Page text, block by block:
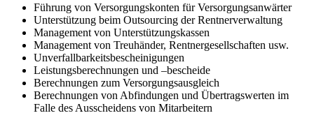
Führung von Versorgungskonten für Versorgungsanwärter
Unterstützung beim Outsourcing der Rentnerverwaltung
Management von Unterstützungskassen
Management von Treuhänder, Rentnergesellschaften usw.
Unverfallbarkeitsbescheinigungen
Leistungsberechnungen und –bescheide
Berechnungen zum Versorgungsausgleich
Berechnungen von Abfindungen und Übertragswerten im
Falle des Ausscheidens von Mitarbeitern